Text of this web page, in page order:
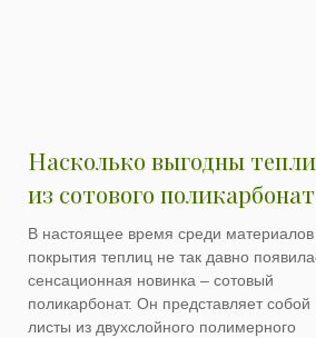
Насколько выгодны
из сотового
В настоящее время среди
покрытия теплиц не так давно
сенсационная новинка – сотовый
поликарбонат. Он представляет собой
листы из двухслойного полимерного